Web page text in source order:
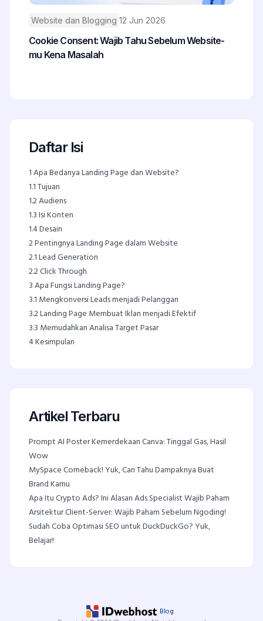
Website dan Blogging 12 Jun 2026
Cookie Consent: Wajib Tahu Sebelum Website-
mu Kena Masalah
Daftar Isi
1Apa Bedanya Landing Page dan Website?
1.1Tujuan
1.2Audiens
1.3Isi Konten
1.4Desain
2Pentingnya Landing Page dalam Website
2.1Lead Generation
2.2Click Through
3Apa Fungsi Landing Page?
3.1 Mengkonversi Leads menjadi Pelanggan
3.2Landing Page Membuat Iklan menjadi Efektif
3.3 Memudahkan Analisa Target Pasar
4Kesimpulan
Artikel Terbaru
Prompt AI Poster Kemerdekaan Canva: Tinggal Gas, Hasil
Wow
MySpace Comeback! Yuk, Cari Tahu Dampaknya Buat
Brand Kamu
Apa Itu Crypto Ads? Ini Alasan Ads Specialist Wajib Paham
Arsitektur Client-Server: Wajib Paham Sebelum Ngoding!
Sudah Coba Optimasi SEO untuk DuckDuckGo? Yuk,
Belajar!
Blog